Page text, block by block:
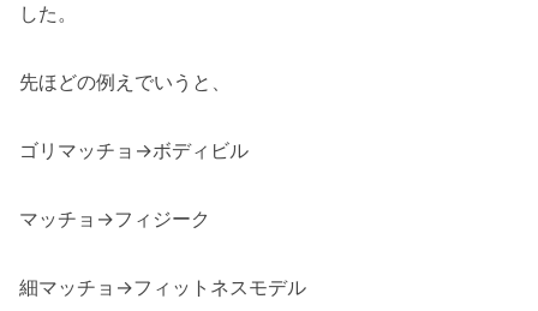
した。
先ほどの例えでいうと、
ゴリマッチョ→ボディビル
マッチョ→フィジーク
細マッチョ→フィットネスモデル